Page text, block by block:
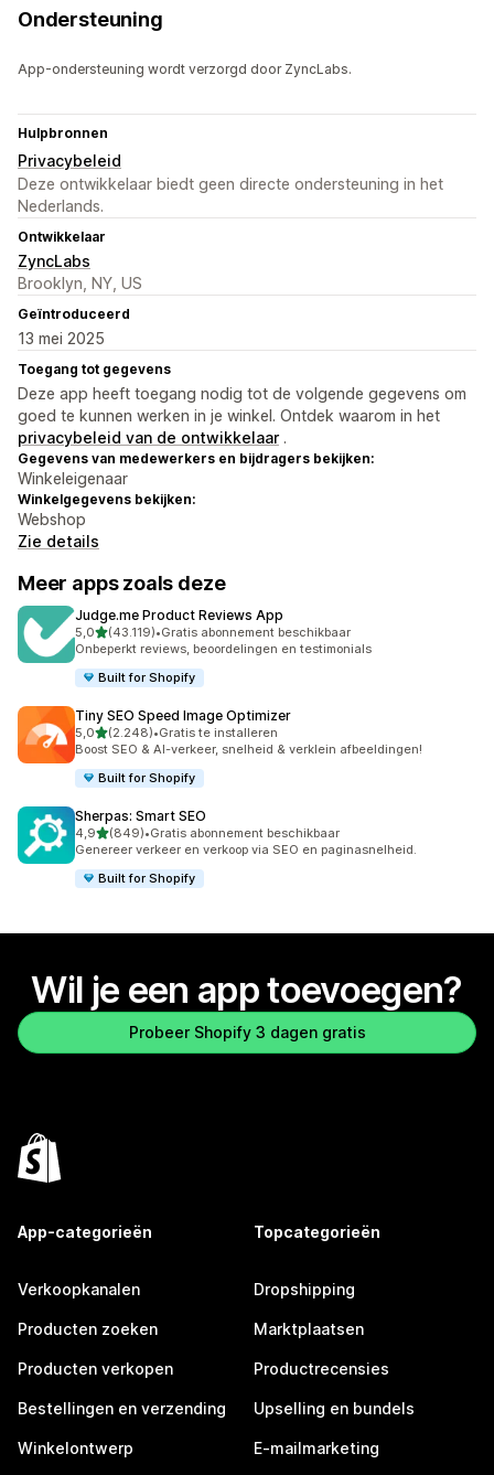
Ondersteuning
App-ondersteuning wordt verzorgd door ZyncLabs.
Hulpbronnen
Privacybeleid
Deze ontwikkelaar biedt geen directe ondersteuning in het
Nederlands.
Ontwikkelaar
ZyncLabs
Brooklyn, NY, US
Geïntroduceerd
13 mei 2025
Toegang tot gegevens
Deze app heeft toegang nodig tot de volgende gegevens om
goed te kunnen werken in je winkel. Ontdek waarom in het
privacybeleid van de ontwikkelaar .
Gegevens van medewerkers en bijdragers bekijken:
Winkeleigenaar
Winkelgegevens bekijken:
Webshop
Zie details
Meer apps zoals deze
Judge.me Product Reviews App
5,0van 5 sterren
(43.119)
43119 recensies in totaal
•Gratis abonnement beschikbaar
Onbeperkt reviews, beoordelingen en testimonials
Built for Shopify
Tiny SEO Speed Image Optimizer
5,0van 5 sterren
(2.248)
2248 recensies in totaal
•Gratis te installeren
Boost SEO & AI-verkeer, snelheid & verklein afbeeldingen!
Built for Shopify
Sherpas: Smart SEO
4,9van 5 sterren
(849)
849 recensies in totaal
•Gratis abonnement beschikbaar
Genereer verkeer en verkoop via SEO en paginasnelheid.
Built for Shopify
Wil je een app toevoegen?
Probeer Shopify 3 dagen gratis
App-categorieën
Verkoopkanalen
Producten zoeken
Producten verkopen
Bestellingen en verzending
Winkelontwerp
Topcategorieën
Dropshipping
Marktplaatsen
Productrecensies
Upselling en bundels
E-mailmarketing